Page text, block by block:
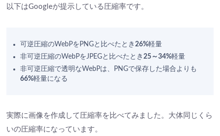
以下はGoogleが提示している圧縮率です。
可逆圧縮のWebPをPNGと比べたとき 26%軽量
非可逆圧縮のWebPをJPEGと比べたとき 25～34%軽量
非可逆圧縮で透明なWebPは、PNGで保存した場合よりも
66%軽量になる
実際に画像を作成して圧縮率を比べてみました。大体同じくら
いの圧縮率になっています。